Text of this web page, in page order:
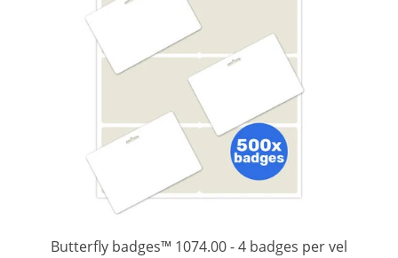
Butterfly badges™ 1074.00 - 4 badges per vel